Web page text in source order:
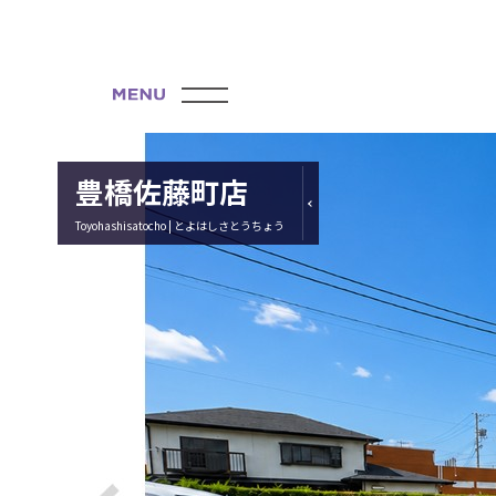
豊橋佐藤町店
Toyohashisatocho | とよはしさとうちょう